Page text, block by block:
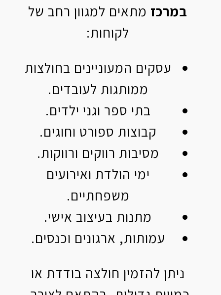
במרכז מתאים למגוון רחב של
לקוחות:
עסקים המעוניינים בחולצות
ממותגות לעובדים.
בתי ספר וגני ילדים.
קבוצות ספורט וחוגים.
מסיבות רווקים ורווקות.
ימי הולדת ואירועים
משפחתיים.
מתנות בעיצוב אישי.
עמותות, ארגונים וכנסים.
ניתן להזמין חולצה בודדת או